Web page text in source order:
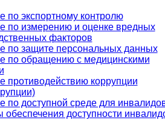
по экспортному контролю
по измерению и оценке вредных
факторов
по защите персональных данных
по обращению с медицинскими
противодействию коррупции
по доступной среде для
обеспечения доступности